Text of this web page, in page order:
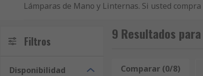
Lámparas de Mano y Linternas. Si usted
cantidades o realizan pedidos desde 600 €,
seguros de que nuestra lista de productos
Filtros
Disponibilidad
9 Resultados
Comparar (0/8)